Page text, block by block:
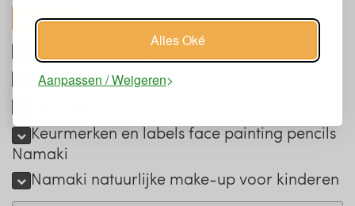
Alles Oké
Aanpassen / Weigeren
toon alles
Gebruik natuurlijke schmink voor kinderen
Schmink verwijderen
Keurmerken en labels face painting pencils
Namaki
Namaki natuurlijke make-up voor kinderen